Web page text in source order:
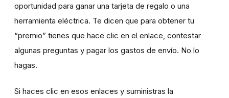
oportunidad para ganar una tarjeta de regalo o una
herramienta eléctrica. Te dicen que para obtener tu
“premio” tienes que hace clic en el enlace, contestar
algunas preguntas y pagar los gastos de envío. No lo
hagas.
Si haces clic en esos enlaces y suministras la